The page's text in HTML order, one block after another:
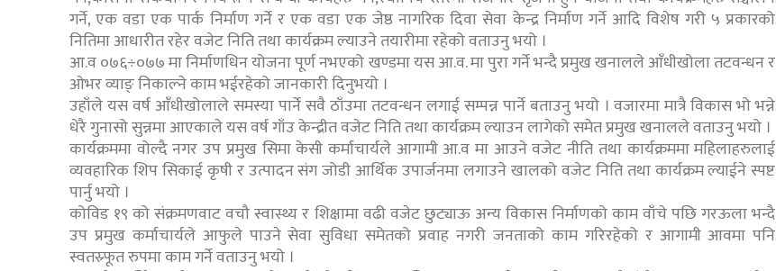
गर्ने, एक वडा एक पार्क निर्माण गर्ने र एक वडा एक जेष्ठ नागरिक दिवा सेवा केन्द्र निर्माण गर्ने आदि विशेष गरी ५ प्रकारको
नितिमा आधारीत रहेर वजेट निति तथा कार्यक्रम ल्याउने तयारीमा रहेको वताउनु भयो ।
आ.व ०७६÷०७७ मा निर्माणधिन योजना पूर्ण नभएको खण्डमा यस आ.व. मा पुरा गर्ने भन्दै प्रमुख खनालले आँधीखोला तटवन्धन र
ओभर व्याङ् निकाल्ने काम भईरहेको जानकारी दिनुभयो ।
उहाँले यस वर्ष आँधीखोलाले समस्या पार्ने सवै ठाँउमा तटवन्धन लगाई सम्पन्न पार्ने बताउनु भयो । वजारमा मात्रै विकास भो भन्ने
धेरै गुनासो सुन्नमा आएकाले यस वर्ष गाँउ केन्द्रीत वजेट निति तथा कार्यक्रम ल्याउन लागेको समेत प्रमुख खनालले वताउनु भयो ।
कार्यक्रममा वोल्दै नगर उप प्रमुख सिमा केसी कर्माचार्यले आगामी आ.व मा आउने वजेट नीति तथा कार्यक्रममा महिलाहरुलाई
व्यवहारिक शिप सिकाई कृषी र उत्पादन संग जोडी आर्थिक उपार्जनमा लगाउने खालको वजेट निति तथा कार्यक्रम ल्याईने स्पष्ट
पार्नु भयो ।
कोविड १९ को संक्रमणवाट वचौ स्वास्थ्य र शिक्षामा वढी वजेट छुट्याऊ अन्य विकास निर्माणको काम वाँचे पछि गरऊला भन्दै
उप प्रमुख कर्माचार्यले आफुले पाउने सेवा सुविधा समेतको प्रवाह नगरी जनताको काम गरिरहेको र आगामी आवमा पनि
स्वतस्र्फूत रुपमा काम गर्ने वताउनु भयो ।